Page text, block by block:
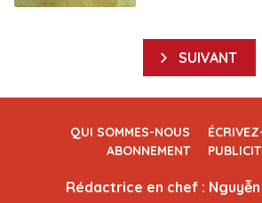
SUIVANT
QUI SOMMES-NOUS
ABONNEMENT
Rédactrice en chef :